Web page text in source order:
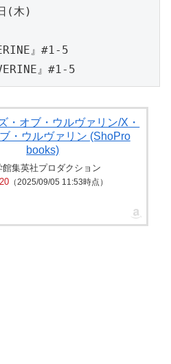
(木)
』#1-5
』#1-5
・オブ・ウルヴァリン/X・
・ウルヴァリン (ShoPro
books)
館集英社プロダクション
（2025/09/05 11:53時点）